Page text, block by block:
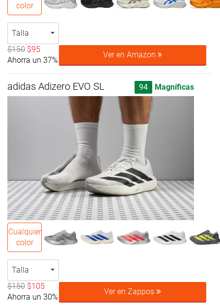
color
Talla
$150 $95
Ahorra un 37%
Ver en Amazon
adidas Adizero EVO SL 94 Magníficas
Cualquier
color
Talla
$150 $105
Ahorra un 30%
Ver en Zappos